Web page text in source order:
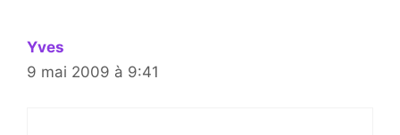
Yves
9 mai 2009 à 9:41